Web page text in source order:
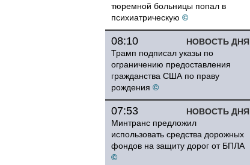
тюремной больницы попал в
психиатрическую ©
НОВОСТЬ ДНЯ
08:10
Трамп подписал указы по
ограничению предоставления
гражданства США по праву
рождения ©
НОВОСТЬ ДНЯ
07:53
Минтранс предложил
использовать средства дорожных
фондов на защиту дорог от БПЛА
©